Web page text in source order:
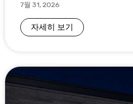
7월 31, 2026
자세히 보기